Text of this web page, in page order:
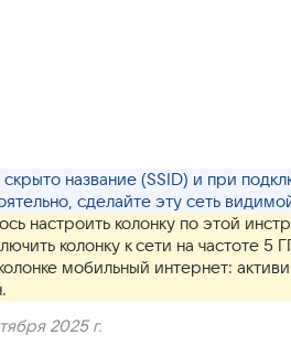
название (SSID) и при
сделайте эту сеть
настроить колонку по этой
колонку к сети на частоте
мобильный интернет:
2025 г.